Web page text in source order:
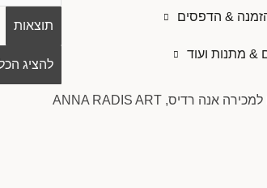
& הדפסים
& מתנות ועוד
תוצאות
להציג